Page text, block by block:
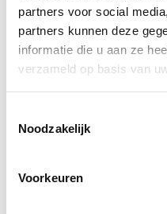
partners voor social
partners kunnen deze
informatie die u aan ze
verzameld op basis van
Noodzakelijk
Voorkeuren
© 2026MERWEtechniek
Cookieverklaring-